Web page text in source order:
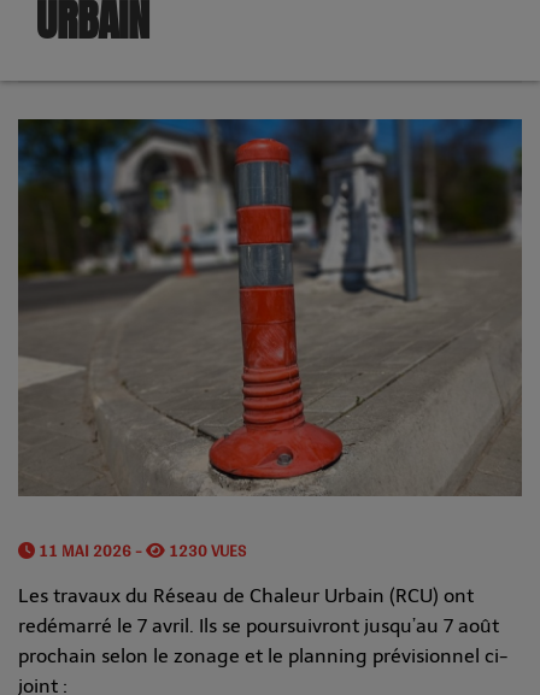
URBAIN
11 MAI 2026 - 1230 VUES
Les travaux du Réseau de Chaleur Urbain (RCU) ont
redémarré le 7 avril. Ils se poursuivront jusqu’au 7 août
prochain selon le zonage et le planning prévisionnel ci-
joint :